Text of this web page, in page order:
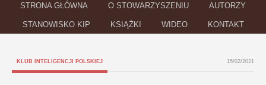
STRONA GŁÓWNA O STOWARZYSZENIU AUTORZY
STANOWISKO KIP KSIĄŻKI WIDEO KONTAKT
KLUB INTELIGENCJI POLSKIEJ 15/02/2021